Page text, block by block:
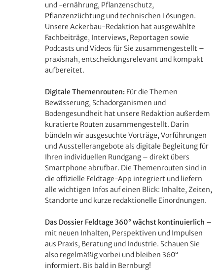
und -ernährung, Pflanzenschutz,
Pflanzenzüchtung und technischen Lösungen.
Unsere Ackerbau-Redaktion hat ausgewählte
Fachbeiträge, Interviews, Reportagen sowie
Podcasts und Videos für Sie zusammengestellt –
praxisnah, entscheidungsrelevant und kompakt
aufbereitet.
Digitale Themenrouten: Für die Themen
Bewässerung, Schadorganismen und
Bodengesundheit hat unsere Redaktion außerdem
kuratierte Routen zusammengestellt. Darin
bündeln wir ausgesuchte Vorträge, Vorführungen
und Ausstellerangebote als digitale Begleitung für
Ihren individuellen Rundgang – direkt übers
Smartphone abrufbar. Die Themenrouten sind in
die offizielle Feldtage-App integriert und liefern
alle wichtigen Infos auf einen Blick: Inhalte, Zeiten,
Standorte und kurze redaktionelle Einordnungen.
Das Dossier Feldtage 360° wächst kontinuierlich –
mit neuen Inhalten, Perspektiven und Impulsen
aus Praxis, Beratung und Industrie. Schauen Sie
also regelmäßig vorbei und bleiben 360°
informiert. Bis bald in Bernburg!